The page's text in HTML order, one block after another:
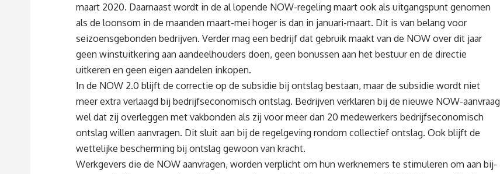
maart 2020. Daarnaast wordt in de al lopende NOW-regeling maart ook als uitgangspunt genomen
als de loonsom in de maanden maart-mei hoger is dan in januari-maart. Dit is van belang voor
seizoensgebonden bedrijven. Verder mag een bedrijf dat gebruik maakt van de NOW over dit jaar
geen winstuitkering aan aandeelhouders doen, geen bonussen aan het bestuur en de directie
uitkeren en geen eigen aandelen inkopen.
In de NOW 2.0 blijft de correctie op de subsidie bij ontslag bestaan, maar de subsidie wordt niet
meer extra verlaagd bij bedrijfseconomisch ontslag. Bedrijven verklaren bij de nieuwe NOW-aanvraag
wel dat zij overleggen met vakbonden als zij voor meer dan 20 medewerkers bedrijfseconomisch
ontslag willen aanvragen. Dit sluit aan bij de regelgeving rondom collectief ontslag. Ook blijft de
wettelijke bescherming bij ontslag gewoon van kracht.
Werkgevers die de NOW aanvragen, worden verplicht om hun werknemers te stimuleren om aan bij-